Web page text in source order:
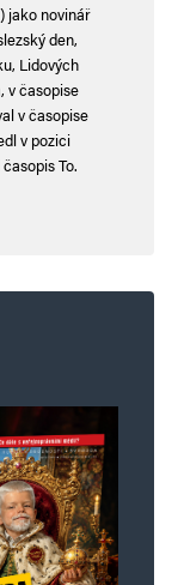
jako novinář
den,
Lidových
v časopise
v časopise
v pozici
To.